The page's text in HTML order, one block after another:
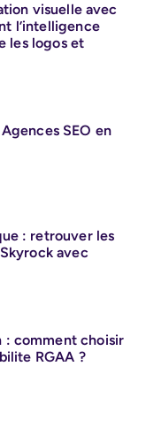
visuelle avec
l’intelligence
les logos et
SEO en
: retrouver les
avec
: comment choisir
RGAA ?